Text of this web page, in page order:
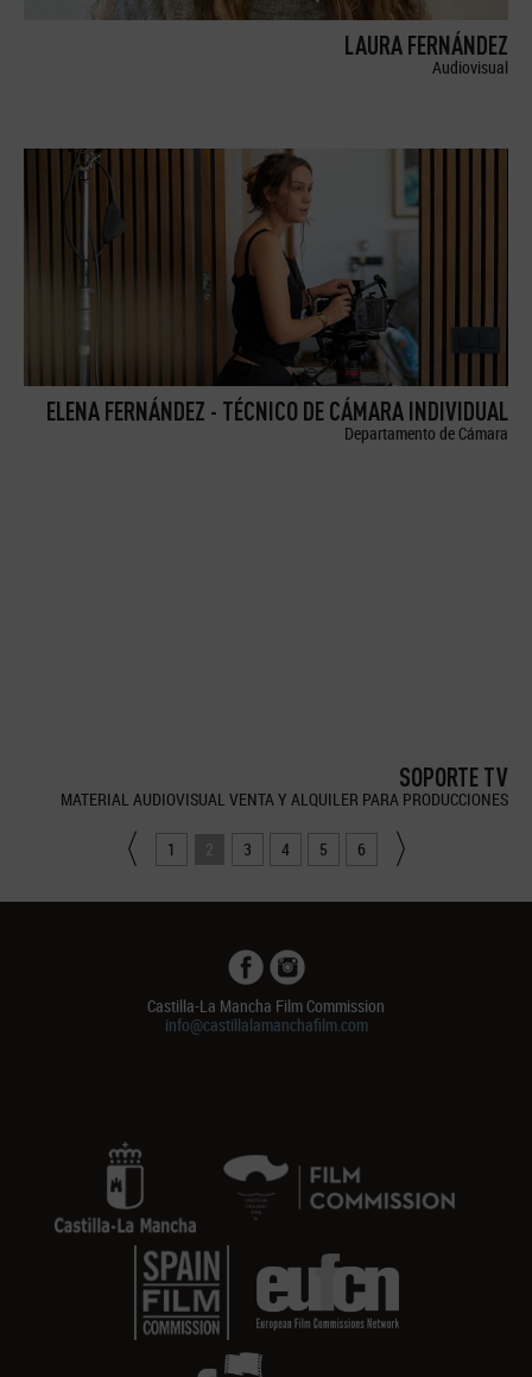
LAURA FERNÁNDEZ
Audiovisual
ELENA FERNÁNDEZ - TÉCNICO DE CÁMARA INDIVIDUAL
Departamento de Cámara
SOPORTE TV
MATERIAL AUDIOVISUAL VENTA Y ALQUILER PARA PRODUCCIONES
1 2 3 4 5 6
Castilla-La Mancha Film Commission
info@castillalamanchafilm.com